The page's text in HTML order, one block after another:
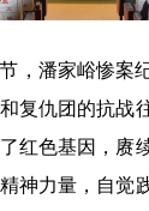
，潘家峪惨案
复仇团的抗战
红色基因，赓
神力量，自觉